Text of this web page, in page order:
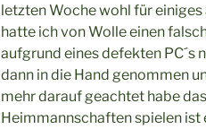
letzten Woche wohl für
hatte ich von Wolle einen
aufgrund eines defekten PC´s
dann in die Hand genommen
mehr darauf geachtet habe
Heimmannschaften spielen